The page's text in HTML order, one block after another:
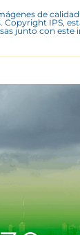
de
Copyright IPS,
junto con este